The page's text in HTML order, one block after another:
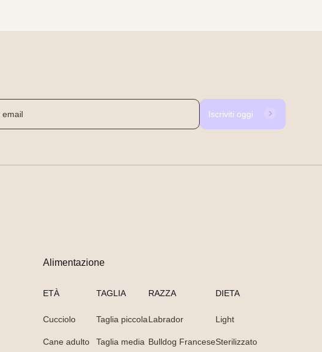
Iscriviti oggi
Alimentazione
ETÀ
Cucciolo
Cane adulto
TAGLIA
Taglia piccola
Taglia media
RAZZA
Labrador
Bulldog Francese
DIETA
Light
Sterilizzato